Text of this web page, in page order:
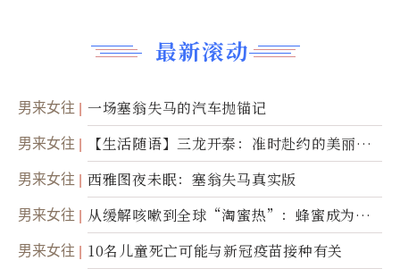
最新滚动
男来女往 一场塞翁失马的汽车抛锚记
男来女往
【生活随语】三龙开泰：准时赴约的美丽震
撼
男来女往 西雅图夜未眠：塞翁失马真实版
男来女往
从缓解咳嗽到全球“淘蜜热”：蜂蜜成为健
康产业前沿商品
男来女往 10名儿童死亡可能与新冠疫苗接种有关